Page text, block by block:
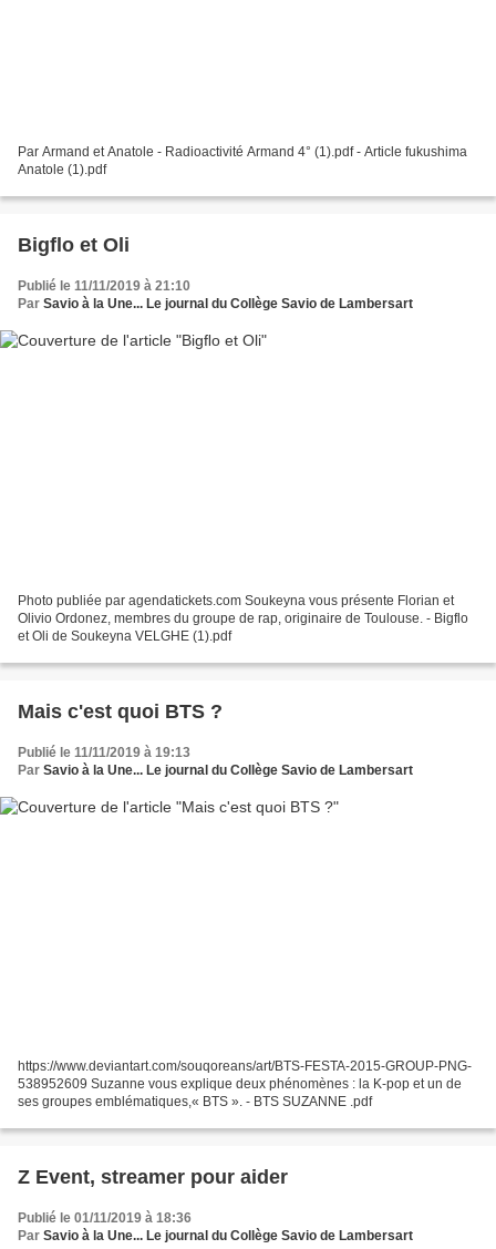
Par Armand et Anatole - Radioactivité Armand 4° (1).pdf - Article fukushima
Anatole (1).pdf
Bigﬂo et Oli
Publié le 11/11/2019 à 21:10
Par Savio à la Une... Le journal du Collège Savio de Lambersart
Photo publiée par agendatickets.com Soukeyna vous présente Florian et
Olivio Ordonez, membres du groupe de rap, originaire de Toulouse. - Bigflo
et Oli de Soukeyna VELGHE (1).pdf
Mais c'est quoi BTS ?
Publié le 11/11/2019 à 19:13
Par Savio à la Une... Le journal du Collège Savio de Lambersart
https://www.deviantart.com/souqoreans/art/BTS-FESTA-2015-GROUP-PNG-
538952609 Suzanne vous explique deux phénomènes : la K-pop et un de
ses groupes emblématiques,« BTS ». - BTS SUZANNE .pdf
Z Event, streamer pour aider
Publié le 01/11/2019 à 18:36
Par Savio à la Une... Le journal du Collège Savio de Lambersart